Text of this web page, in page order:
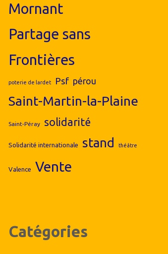
Mornant
Partage sans
Frontières
poterie de lardet Psf pérou
Saint-Martin-la-Plaine
Saint-Péray solidarité
Solidarité internationale stand théâtre
Valence Vente
Catégories